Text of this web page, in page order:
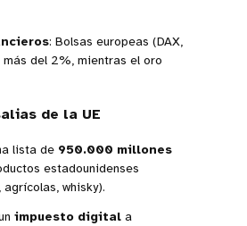
: Bolsas europeas (DAX,
más del 2%, mientras el oro
de la UE
lista de 950.000 millones
estadounidenses
whisky).
impuesto digital a